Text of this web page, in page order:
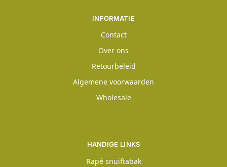
INFORMATIE
Contact
Over ons
Retourbeleid
Algemene voorwaarden
Wholesale
HANDIGE LINKS
Rapé snuiftabak